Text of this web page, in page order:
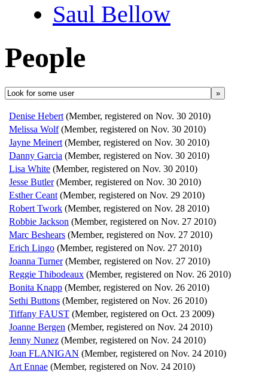
Saul Bellow
People
»
Denise Hebert (Member, registered on Nov. 30 2010)
Melissa Wolf (Member, registered on Nov. 30 2010)
Jayne Meinert (Member, registered on Nov. 30 2010)
Danny Garcia (Member, registered on Nov. 30 2010)
Lisa White (Member, registered on Nov. 30 2010)
Jesse Butler (Member, registered on Nov. 30 2010)
Esther Ceant (Member, registered on Nov. 29 2010)
Robert Twork (Member, registered on Nov. 28 2010)
Robbie Jackson (Member, registered on Nov. 27 2010)
Marc Beshears (Member, registered on Nov. 27 2010)
Erich Lingo (Member, registered on Nov. 27 2010)
Joanna Turner (Member, registered on Nov. 27 2010)
Reggie Thibodeaux (Member, registered on Nov. 26 2010)
Bonita Knapp (Member, registered on Nov. 26 2010)
Sethi Buttons (Member, registered on Nov. 26 2010)
Tiffany FAUST (Member, registered on Oct. 23 2009)
Joanne Bergen (Member, registered on Nov. 24 2010)
Jenny Nunez (Member, registered on Nov. 24 2010)
Joan FLANIGAN (Member, registered on Nov. 24 2010)
Art Ennae (Member, registered on Nov. 24 2010)